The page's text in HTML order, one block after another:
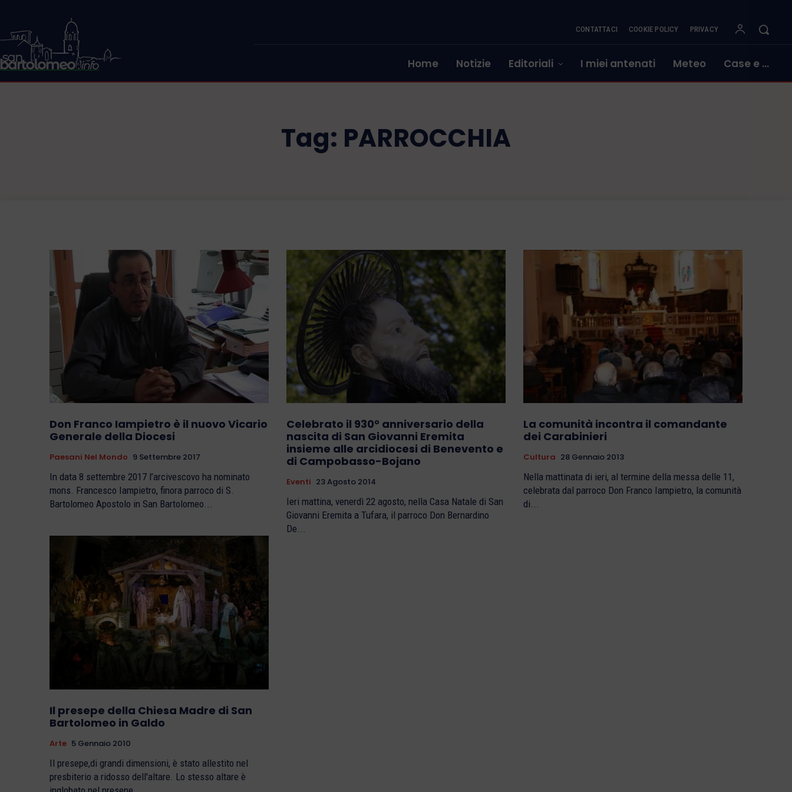
CONTATTACI COOKIE POLICY PRIVACY
Home Notizie Editoriali I miei antenati Meteo Case e …
Tag: PARROCCHIA
Don Franco Iampietro è il nuovo Vicario
Generale della Diocesi
Paesani Nel Mondo 9 Settembre 2017
In data 8 settembre 2017 l’arcivescovo ha nominato
mons. Francesco Iampietro, finora parroco di S.
Bartolomeo Apostolo in San Bartolomeo...
Celebrato il 930° anniversario della
nascita di San Giovanni Eremita
insieme alle arcidiocesi di Benevento e
di Campobasso-Bojano
Eventi 23 Agosto 2014
Ieri mattina, venerdì 22 agosto, nella Casa Natale di San
Giovanni Eremita a Tufara, il parroco Don Bernardino
De...
La comunità incontra il comandante
dei Carabinieri
Cultura 28 Gennaio 2013
Nella mattinata di ieri, al termine della messa delle 11,
celebrata dal parroco Don Franco Iampietro, la comunità
di...
Il presepe della Chiesa Madre di San
Bartolomeo in Galdo
Arte 5 Gennaio 2010
Il presepe,di grandi dimensioni, è stato allestito nel
presbiterio a ridosso dell'altare. Lo stesso altare è